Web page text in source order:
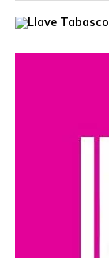
Unidos, que